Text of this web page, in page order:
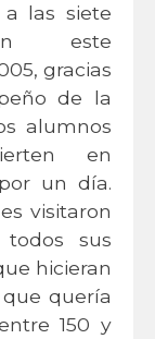
las siete
este
gracias
de la
alumnos
en
un día.
visitaron
sus
hicieran
quería
150 y